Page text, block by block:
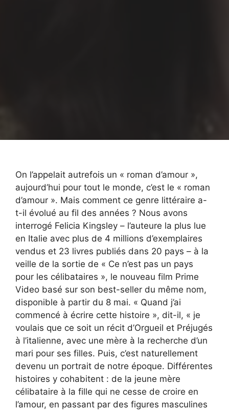
On l’appelait autrefois un « roman d’amour »,
aujourd’hui pour tout le monde, c’est le « roman
d’amour ». Mais comment ce genre littéraire a-
t-il évolué au fil des années ? Nous avons
interrogé Felicia Kingsley – l’auteure la plus lue
en Italie avec plus de 4 millions d’exemplaires
vendus et 23 livres publiés dans 20 pays – à la
veille de la sortie de « Ce n’est pas un pays
pour les célibataires », le nouveau film Prime
Video basé sur son best-seller du même nom,
disponible à partir du 8 mai. « Quand j’ai
commencé à écrire cette histoire », dit-il, « je
voulais que ce soit un récit d’Orgueil et Préjugés
à l’italienne, avec une mère à la recherche d’un
mari pour ses filles. Puis, c’est naturellement
devenu un portrait de notre époque. Différentes
histoires y cohabitent : de la jeune mère
célibataire à la fille qui ne cesse de croire en
l’amour, en passant par des figures masculines